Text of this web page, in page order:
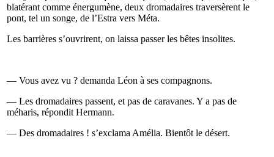
blatérant comme énergumène, deux dromadaires traversèrent le
pont, tel un songe, de l’Estra vers Méta.
Les barrières s’ouvrirent, on laissa passer les bêtes insolites.
— Vous avez vu ? demanda Léon à ses compagnons.
— Les dromadaires passent, et pas de caravanes. Y a pas de
méharis, répondit Hermann.
— Des dromadaires ! s’exclama Amélia. Bientôt le désert.